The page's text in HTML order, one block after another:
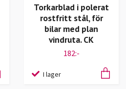
Torkarblad i polerat
rostfritt stål, för
bilar med plan
vindruta. CK
182:-
I lager